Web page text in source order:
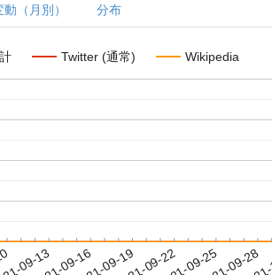
動（月別） 分布
Twitter (通常) Wikipedia